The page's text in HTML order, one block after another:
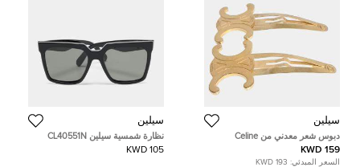
سيلين
دبوس شعر معدني من Celine
Triumph
159 KWD
السعر المبدئي: 193 KWD
سيلين
نظارة شمسية سيلين CL40551N
مربعة سوداء مستقطبة 3 نقاط
105 KWD